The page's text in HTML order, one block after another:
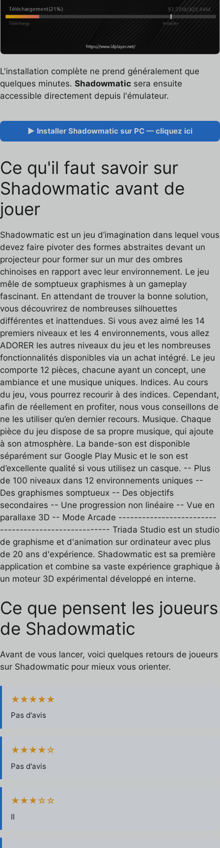
L'installation complète ne prend généralement que
quelques minutes. Shadowmatic sera ensuite
accessible directement depuis l'émulateur.
▶ Installer Shadowmatic sur PC — cliquez ici
Ce qu'il faut savoir sur
Shadowmatic avant de
jouer
Shadowmatic est un jeu d’imagination dans lequel vous
devez faire pivoter des formes abstraites devant un
projecteur pour former sur un mur des ombres
chinoises en rapport avec leur environnement. Le jeu
mêle de somptueux graphismes à un gameplay
fascinant. En attendant de trouver la bonne solution,
vous découvrirez de nombreuses silhouettes
différentes et inattendues. Si vous avez aimé les 14
premiers niveaux et les 4 environnements, vous allez
ADORER les autres niveaux du jeu et les nombreuses
fonctionnalités disponibles via un achat intégré. Le jeu
comporte 12 pièces, chacune ayant un concept, une
ambiance et une musique uniques. Indices. Au cours
du jeu, vous pourrez recourir à des indices. Cependant,
afin de réellement en profiter, nous vous conseillons de
ne les utiliser qu’en dernier recours. Musique. Chaque
pièce du jeu dispose de sa propre musique, qui ajoute
à son atmosphère. La bande-son est disponible
séparément sur Google Play Music et le son est
d’excellente qualité si vous utilisez un casque. -- Plus
de 100 niveaux dans 12 environnements uniques --
Des graphismes somptueux -- Des objectifs
secondaires -- Une progression non linéaire -- Vue en
parallaxe 3D -- Mode Arcade -------------------------
---------------------------- Triada Studio est un studio
de graphisme et d'animation sur ordinateur avec plus
de 20 ans d'expérience. Shadowmatic est sa première
application et combine sa vaste expérience graphique à
un moteur 3D expérimental développé en interne.
Ce que pensent les joueurs
de Shadowmatic
Avant de vous lancer, voici quelques retours de joueurs
sur Shadowmatic pour mieux vous orienter.
★★★★★
Pas d'avis
★★★★☆
Pas d'avis
★★★☆☆
اا